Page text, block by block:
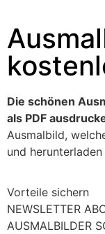
Die schönen
als PDF
Ausmalbild,
und
Vorteile sichern
NEWSLETTER
AUSMALBILDER